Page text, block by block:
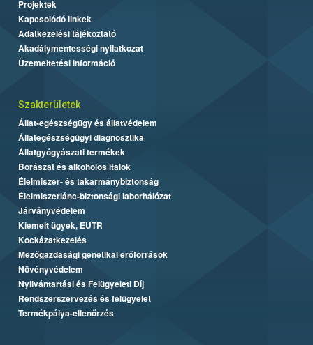
Projektek
Kapcsolódó linkek
Adatkezelési tájékoztató
Akadálymentességi nyilatkozat
Üzemeltetési információ
Szakterületek
Állat-egészségügy és állatvédelem
Állategészségügyi diagnosztika
Állatgyógyászati termékek
Borászat és alkoholos italok
Élelmiszer- és takarmánybiztonság
Élelmiszerlánc-biztonsági laborhálózat
Járványvédelem
Kiemelt ügyek, EUTR
Kockázatkezelés
Mezőgazdasági genetikai erőforrások
Növényvédelem
Nyilvántartási és Felügyeleti Díj
Rendszerszervezés és felügyelet
Termékpálya-ellenőrzés